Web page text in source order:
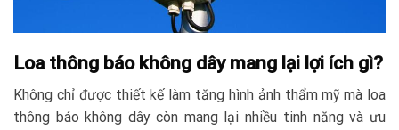
Loa thông báo không dây mang lại lợi ích gì?
Không chỉ được thiết kế làm tăng hình ảnh thẩm mỹ mà loa
thông báo không dây còn mang lại nhiều tinh năng và ưu